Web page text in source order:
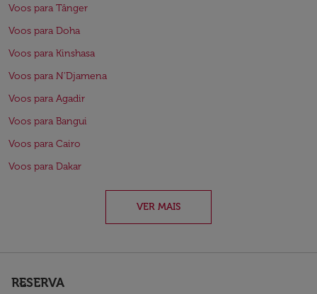
Voos para Tânger
Voos para Doha
Voos para Kinshasa
Voos para N'Djamena
Voos para Agadir
Voos para Bangui
Voos para Cairo
Voos para Dakar
VER MAIS
RESERVA
keyboard_arrow_down